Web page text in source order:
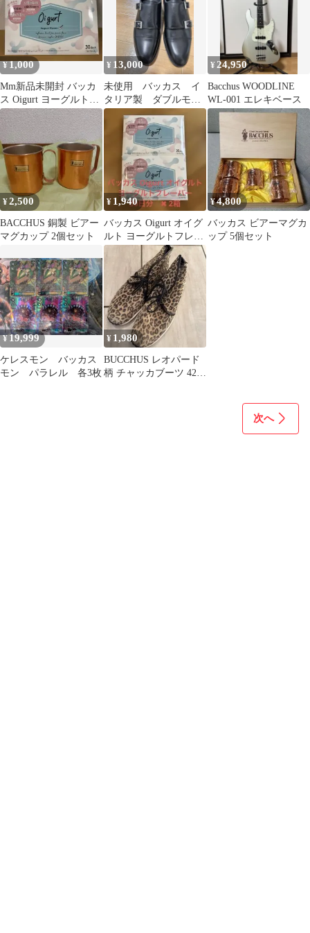
¥1,000
Mm新品未開封 バッカ
ス Oigurt ヨーグルト風
味 30日分
¥ 13,000
未使用 バッカス イ
タリア製 ダブルモン
クストラップ ブラッ
ク 40 1/2
¥ 24,950
Bacchus WOODLINE
WL-001 エレキベース
¥2,500
BACCHUS 銅製 ビアー
マグカップ 2個セット
¥ 1,940
バッカス Oigurt オイグ
ルト ヨーグルトフレー
バー 30日分 2箱
¥4,800
バッカス ビアーマグカ
ップ 5個セット
¥19,999
ケレスモン バッカス
モン パラレル 各3枚
¥ 1,980
BUCCHUS レオパード
柄 チャッカブーツ 42
次へ